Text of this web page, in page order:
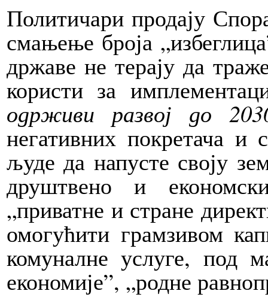
Политичари продају
смањење броја
државе не терају да
користи за
одрживи развој до
негативних покретача и
људе да напусте своју
друштвено и
„приватне и стране
омогућити грамзивом
комуналне услуге, под
економије”, „родне